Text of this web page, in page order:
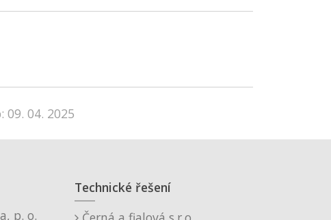
09. 04. 2025
p. o.
Technické řešení